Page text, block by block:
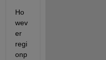
Ho
wev
er
regi
onp